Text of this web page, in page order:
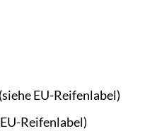
EU-Reifenlabel)
Reifenlabel)